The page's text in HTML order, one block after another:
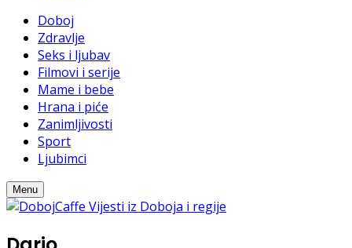
Doboj
Zdravlje
Seks i ljubav
Filmovi i serije
Mame i bebe
Hrana i piće
Zanimljivosti
Sport
Ljubimci
Menu